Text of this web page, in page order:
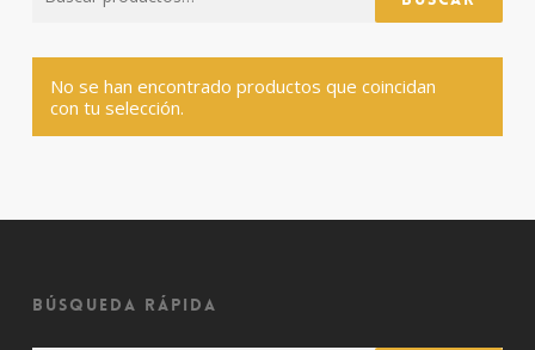
No se han encontrado productos que coincidan
con tu selección.
Búsqueda rápida